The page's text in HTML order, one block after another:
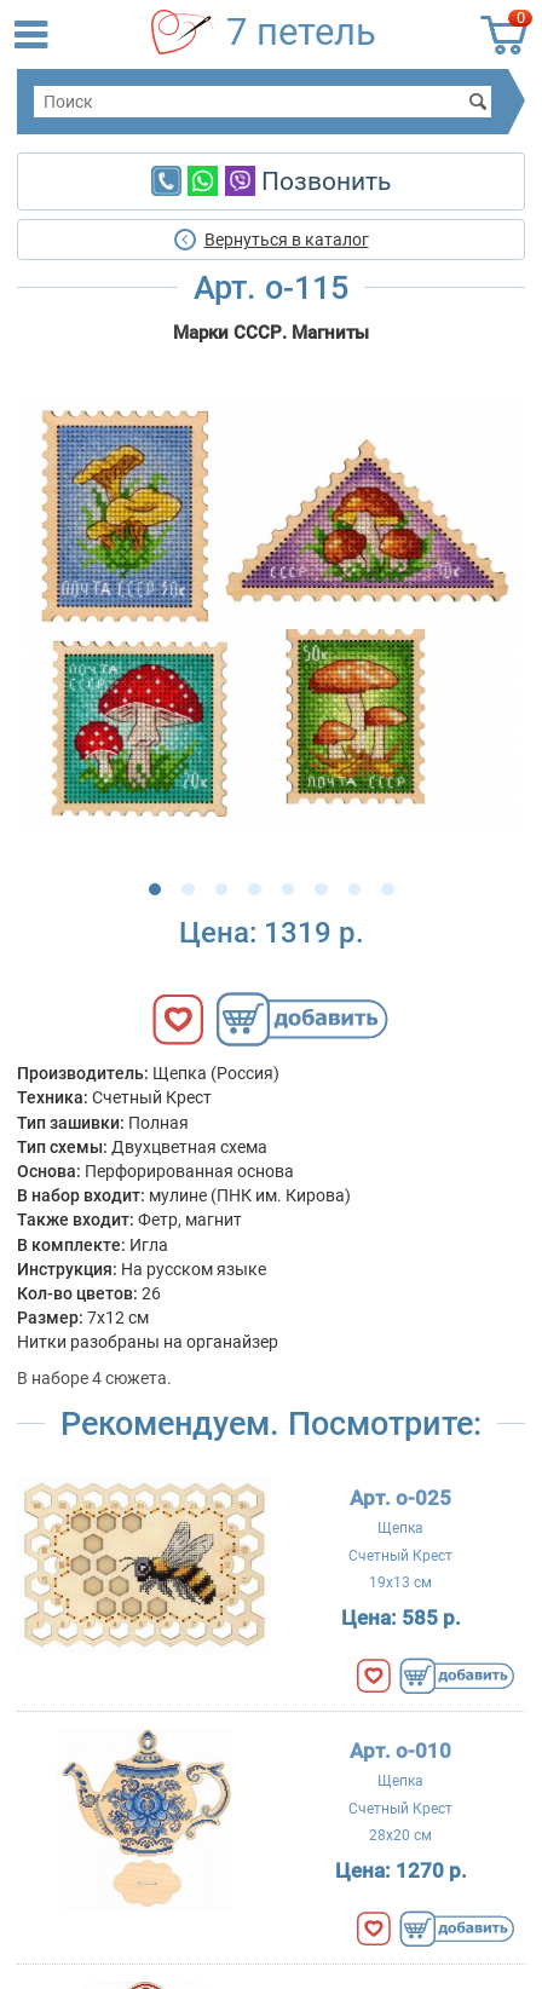
0
7 петель
Позвонить
Вернуться в каталог
Арт. о-115
Марки СССР. Магниты
Цена: 1319 р.
Производитель: Щепка (Россия)
Техника: Счетный Крест
Тип зашивки: Полная
Тип схемы: Двухцветная схема
Основа: Перфорированная основа
В набор входит: мулине (ПНК им. Кирова)
Также входит: Фетр, магнит
В комплекте: Игла
Инструкция: На русском языке
Кол-во цветов: 26
Размер: 7x12 см
Нитки разобраны на органайзер
В наборе 4 сюжета.
Рекомендуем. Посмотрите:
Арт. о-025
Щепка
Счетный Крест
19x13 см
Цена: 585 р.
Арт. о-010
Щепка
Счетный Крест
28x20 см
Цена: 1270 р.